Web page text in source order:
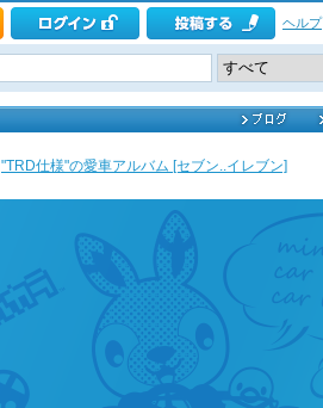
ヘルプ
"TRD仕様"の愛車アルバム [セブン..イレブン]